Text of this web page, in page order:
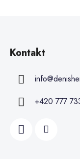
Kontakt
info@
+420 777